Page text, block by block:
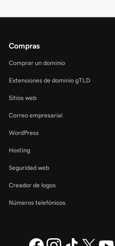
Compras
Comprar un dominio
Extensiones de dominio gTLD
Sitios web
Correo empresarial
WordPress
Hosting
Seguridad web
Creador de logos
Números telefónicos